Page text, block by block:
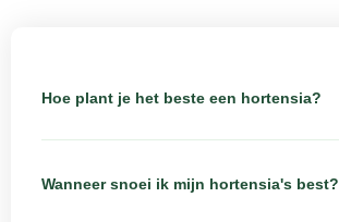
Hoe plant je het beste een hortensia?
Wanneer snoei ik mijn hortensia's best?